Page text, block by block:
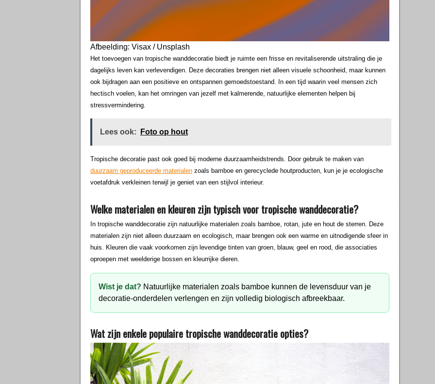
Afbeelding: Visax / Unsplash
Het toevoegen van tropische wanddecoratie biedt je ruimte een frisse en revitaliserende uitstraling die je
dagelijks leven kan verlevendigen. Deze decoraties brengen niet alleen visuele schoonheid, maar kunnen
ook bijdragen aan een positieve en ontspannen gemoedstoestand. In een tijd waarin veel mensen zich
hectisch voelen, kan het omringen van jezelf met kalmerende, natuurlijke elementen helpen bij
stressvermindering.
Lees ook: Foto op hout
Tropische decoratie past ook goed bij moderne duurzaamheidstrends. Door gebruik te maken van
duurzaam geproduceerde materialen zoals bamboe en gerecyclede houtproducten, kun je je ecologische
voetafdruk verkleinen terwijl je geniet van een stijlvol interieur.
Welke materialen en kleuren zijn typisch voor tropische wanddecoratie?
In tropische wanddecoratie zijn natuurlijke materialen zoals bamboe, rotan, jute en hout de sterren. Deze
materialen zijn niet alleen duurzaam en ecologisch, maar brengen ook een warme en uitnodigende sfeer in
huis. Kleuren die vaak voorkomen zijn levendige tinten van groen, blauw, geel en rood, die associaties
oproepen met weelderige bossen en kleurrijke dieren.
Wist je dat? Natuurlijke materialen zoals bamboe kunnen de levensduur van je
decoratie-onderdelen verlengen en zijn volledig biologisch afbreekbaar.
Wat zijn enkele populaire tropische wanddecoratie opties?